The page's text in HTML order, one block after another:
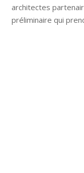
architectes
préliminaire qui